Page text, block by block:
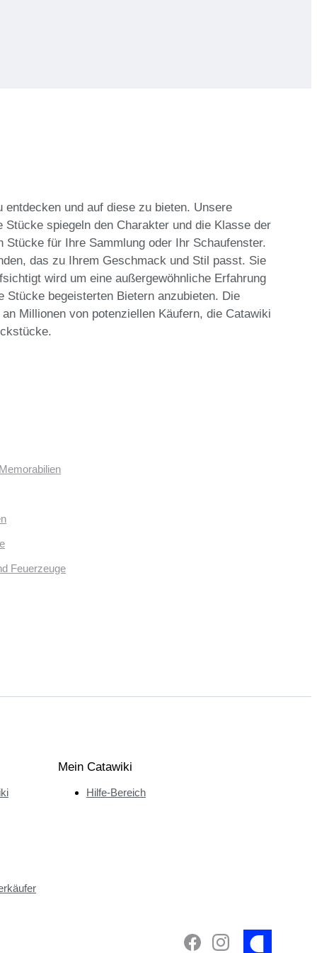
und auf diese zu bieten. Unsere
spiegeln den Charakter und die Klasse der
für Ihre Sammlung oder Ihr Schaufenster.
das zu Ihrem Geschmack und Stil passt. Sie
wird um eine außergewöhnliche Erfahrung
begeisterten Bietern anzubieten. Die
Millionen von potenziellen Käufern, die Catawiki
Feuerzeuge
Mein Catawiki
Hilfe-Bereich